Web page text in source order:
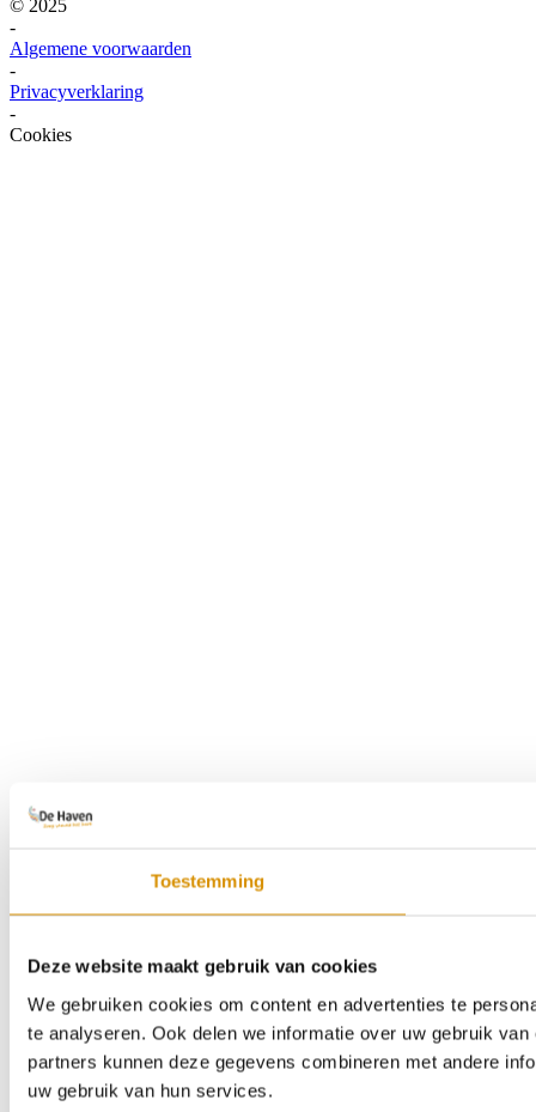
Toestemming
Deze website maakt gebruik van cookies
We gebruiken cookies om content en advertenties te
te analyseren. Ook delen we informatie over uw gebruik
partners kunnen deze gegevens combineren met andere
uw gebruik van hun services.
© 2025
-
Algemene voorwaarden
-
Privacyverklaring
-
Cookies